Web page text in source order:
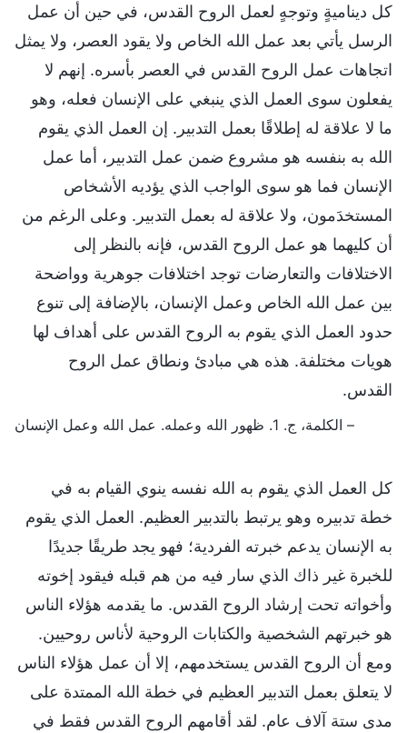
كل ديناميةٍ وتوجهٍ لعمل الروح القدس، في حين أن عمل
الرسل يأتي بعد عمل الله الخاص ولا يقود العصر، ولا يمثل
اتجاهات عمل الروح القدس في العصر بأسره. إنهم لا
يفعلون سوى العمل الذي ينبغي على الإنسان فعله، وهو
ما لا علاقة له إطلاقًا بعمل التدبير. إن العمل الذي يقوم
الله به بنفسه هو مشروع ضمن عمل التدبير، أما عمل
الإنسان فما هو سوى الواجب الذي يؤديه الأشخاص
المستخدَمون، ولا علاقة له بعمل التدبير. وعلى الرغم من
أن كليهما هو عمل الروح القدس، فإنه بالنظر إلى
الاختلافات والتعارضات توجد اختلافات جوهرية وواضحة
بين عمل الله الخاص وعمل الإنسان، بالإضافة إلى تنوع
حدود العمل الذي يقوم به الروح القدس على أهداف لها
هويات مختلفة. هذه هي مبادئ ونطاق عمل الروح
القدس.
– الكلمة، ج. 1. ظهور الله وعمله. عمل الله وعمل الإنسان
كل العمل الذي يقوم به الله نفسه ينوي القيام به في
خطة تدبيره وهو يرتبط بالتدبير العظيم. العمل الذي يقوم
به الإنسان يدعم خبرته الفردية؛ فهو يجد طريقًا جديدًا
للخبرة غير ذاك الذي سار فيه من هم قبله فيقود إخوته
وأخواته تحت إرشاد الروح القدس. ما يقدمه هؤلاء الناس
هو خبرتهم الشخصية والكتابات الروحية لأناس روحيين.
ومع أن الروح القدس يستخدمهم، إلا أن عمل هؤلاء الناس
لا يتعلق بعمل التدبير العظيم في خطة الله الممتدة على
مدى ستة آلاف عام. لقد أقامهم الروح القدس فقط في